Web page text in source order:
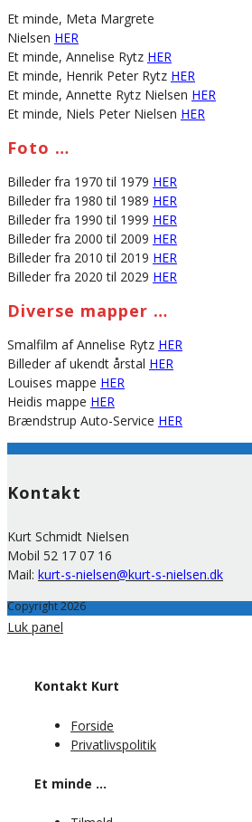
Et minde, Meta Margrete
Nielsen HER
Et minde, Annelise Rytz HER
Et minde, Henrik Peter Rytz HER
Et minde, Annette Rytz Nielsen HER
Et minde, Niels Peter Nielsen HER
Foto …
Billeder fra 1970 til 1979 HER
Billeder fra 1980 til 1989 HER
Billeder fra 1990 til 1999 HER
Billeder fra 2000 til 2009 HER
Billeder fra 2010 til 2019 HER
Billeder fra 2020 til 2029 HER
Diverse mapper …
Smalfilm af Annelise Rytz HER
Billeder af ukendt årstal HER
Louises mappe HER
Heidis mappe HER
Brændstrup Auto-Service HER
Kontakt
Kurt Schmidt Nielsen
Mobil 52 17 07 16
Mail: kurt-s-nielsen@kurt-s-nielsen.dk
Copyright 2026
Luk panel
Kontakt Kurt
Forside
Privatlivspolitik
Et minde …